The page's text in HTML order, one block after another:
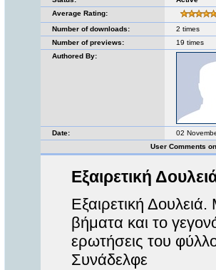
Average Rating:
Number of downloads:
2 times
Number of previews:
19 times
Authored By:
Date:
02
User Comments
Εξαιρετική
Εξαιρετική
βήματα και το
ερωτήσεις του
Συνάδελφε